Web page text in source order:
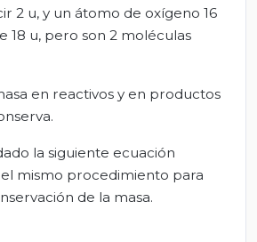
2 u, y un átomo de oxígeno 16
18 u, pero son 2 moléculas
en reactivos y en productos
la siguiente ecuación
mismo procedimiento para
de la masa.